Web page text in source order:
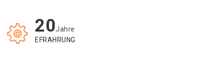
20Jahre
EFRAHRUNG